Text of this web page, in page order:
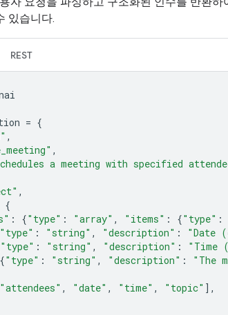
있습니다.
REST
= {
,
,
a meeting with specified
,
{
: {"type" : "array" , "items" : {"type" :
"type" : "string" , "description" : "Date
"type" : "string" , "description" : "Time
{"type" : "string" , "description" : "The
"attendees" , "date" , "time" , "topic" ],